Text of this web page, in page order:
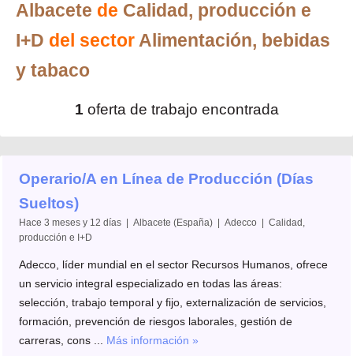
Albacete de Calidad, producción e
I+D del sector Alimentación, bebidas
y tabaco
1 oferta de trabajo encontrada
Operario/A en Línea de Producción (Días
Sueltos)
Hace 3 meses y 12 días | Albacete (España) | Adecco | Calidad,
producción e I+D
Adecco, líder mundial en el sector Recursos Humanos, ofrece
un servicio integral especializado en todas las áreas:
selección, trabajo temporal y fijo, externalización de servicios,
formación, prevención de riesgos laborales, gestión de
carreras, cons ... Más información »